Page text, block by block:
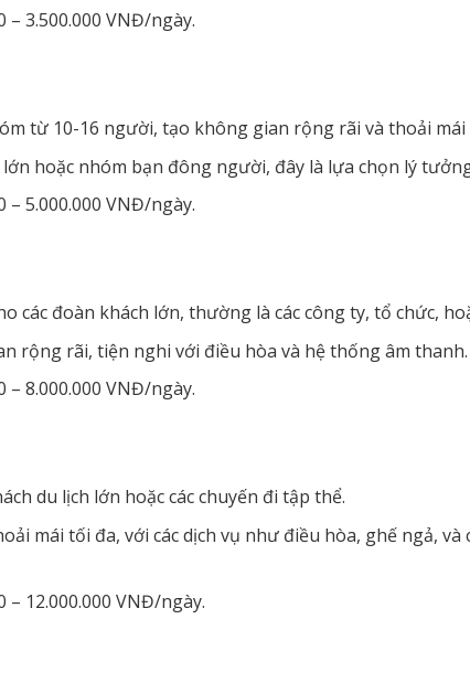
– 3.500.000 VNĐ/ngày.
từ 10-16 người, tạo không gian rộng rãi và thoải
hoặc nhóm bạn đông người, đây là lựa chọn lý
– 5.000.000 VNĐ/ngày.
các đoàn khách lớn, thường là các công ty, tổ chức,
rộng rãi, tiện nghi với điều hòa và hệ thống âm thanh.
– 8.000.000 VNĐ/ngày.
du lịch lớn hoặc các chuyến đi tập thể.
mái tối đa, với các dịch vụ như điều hòa, ghế ngả,
– 12.000.000 VNĐ/ngày.